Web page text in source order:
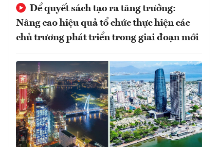
Để quyết sách tạo ra tăng trưởng:
Nâng cao hiệu quả tổ chức thực hiện các
chủ trương phát triển trong giai đoạn mới